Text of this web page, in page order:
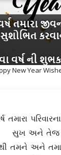
New Year
સુખ અને તેજ
તમને અને